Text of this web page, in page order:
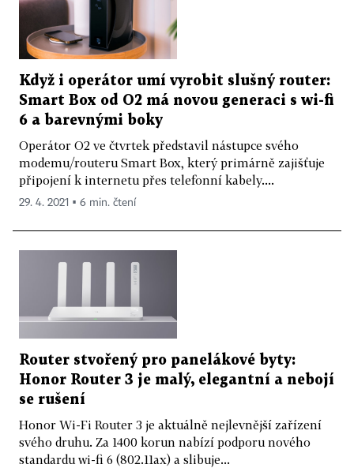
Když i operátor umí vyrobit slušný router:
Smart Box od O2 má novou generaci s wi-fi
6 a barevnými boky
Operátor O2 ve čtvrtek představil nástupce svého
modemu/routeru Smart Box, který primárně zajišťuje
připojení k internetu přes telefonní kabely....
29. 4. 2021 ▪ 6 min. čtení
Router stvořený pro panelákové byty:
Honor Router 3 je malý, elegantní a nebojí
se rušení
Honor Wi-Fi Router 3 je aktuálně nejlevnější zařízení
svého druhu. Za 1400 korun nabízí podporu nového
standardu wi-fi 6 (802.11ax) a slibuje...